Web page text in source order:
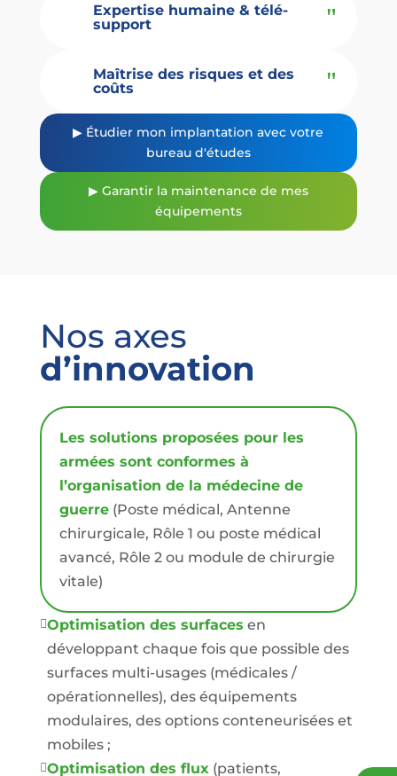
Expertise humaine & télé-
support
Maîtrise des risques et des
coûts
▶ Étudier mon implantation avec votre
bureau d'études
▶ Garantir la maintenance de mes
équipements
Nos axes
d’innovation
Les solutions proposées pour les
armées sont conformes à
l’organisation de la médecine de
guerre(Poste médical, Antenne
chirurgicale, Rôle 1 ou poste médical
avancé, Rôle 2 ou module de chirurgie
vitale)
Optimisation des surfaces en
développant chaque fois que possible des
surfaces multi-usages (médicales /
opérationnelles), des équipements
modulaires, des options conteneurisées et
mobiles ;
Optimisation des flux (patients,